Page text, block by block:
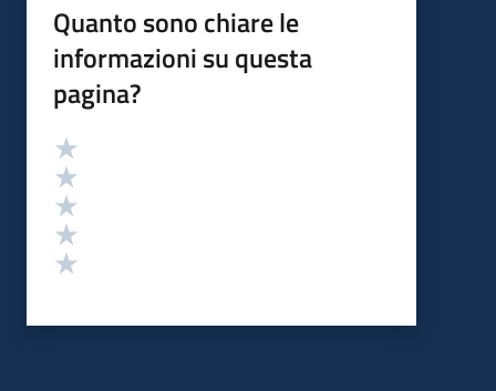
Quanto sono chiare le
informazioni su questa
pagina?
Valutazione